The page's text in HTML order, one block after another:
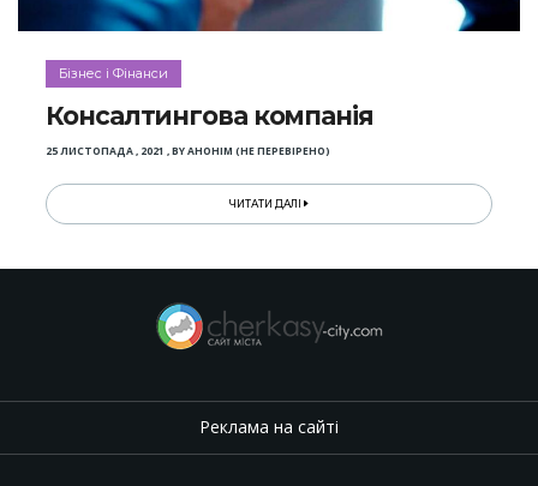
Бізнес і Фінанси
Консалтингова компанія
25 ЛИСТОПАДА , 2021 ,BYАНОНІМ (НЕ ПЕРЕВІРЕНО)
ЧИТАТИ ДАЛІ
Реклама на сайті